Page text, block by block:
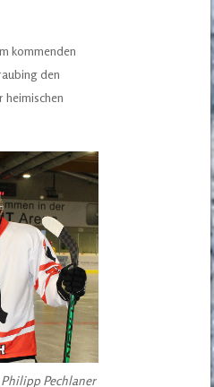
kommenden
den
Pechlaner